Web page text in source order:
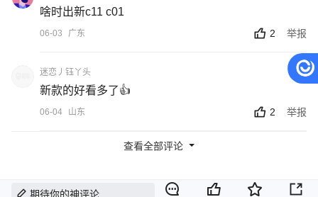
啥时出新c11 c01
06-03 广东 2 举报
迷恋丿钰丫头
新款的好看多了👍
06-04 山东 2 举报
查看全部评论
期待你的神评论...